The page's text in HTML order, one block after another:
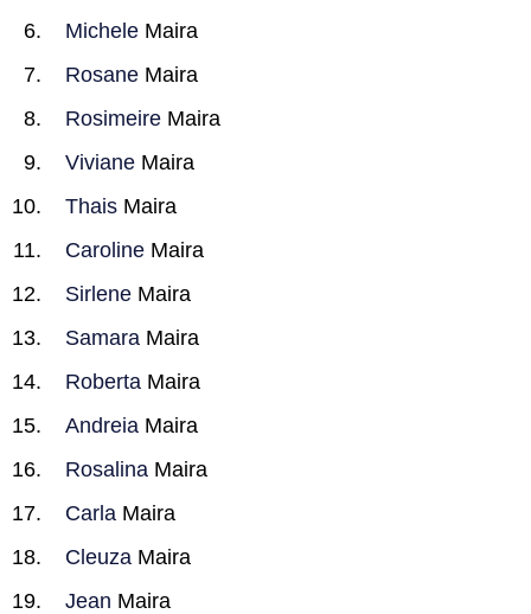
Michele Maira
Rosane Maira
Rosimeire Maira
Viviane Maira
Thais Maira
Caroline Maira
Sirlene Maira
Samara Maira
Roberta Maira
Andreia Maira
Rosalina Maira
Carla Maira
Cleuza Maira
Jean Maira